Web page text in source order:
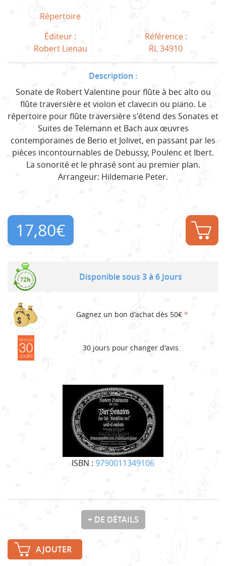
ISBN : 9790011349106
Répertoire
Éditeur :
Robert Lienau
Référence :
RL 34910
Description :
Sonate de Robert Valentine pour flûte à bec alto ou
flûte traversière et violon et clavecin ou piano. Le
répertoire pour flûte traversière s'étend des Sonates et
Suites de Telemann et Bach aux œuvres
contemporaines de Berio et Jolivet, en passant par les
pièces incontournables de Debussy, Poulenc et Ibert.
La sonorité et le phrasé sont au premier plan.
Arrangeur: Hildemarie Peter.
17,80€
Disponible sous 3 à 6 Jours
Gagnez un bon d'achat dès 50€ *
30 jours pour changer d'avis
+ DE DÉTAILS
AJOUTER